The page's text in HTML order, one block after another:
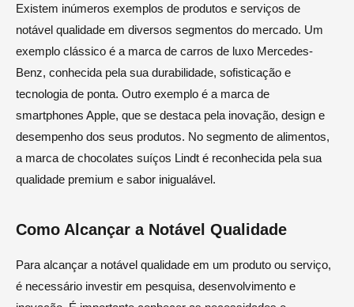
Existem inúmeros exemplos de produtos e serviços de
notável qualidade em diversos segmentos do mercado. Um
exemplo clássico é a marca de carros de luxo Mercedes-
Benz, conhecida pela sua durabilidade, sofisticação e
tecnologia de ponta. Outro exemplo é a marca de
smartphones Apple, que se destaca pela inovação, design e
desempenho dos seus produtos. No segmento de alimentos,
a marca de chocolates suíços Lindt é reconhecida pela sua
qualidade premium e sabor inigualável.
Como Alcançar a Notável Qualidade
Para alcançar a notável qualidade em um produto ou serviço,
é necessário investir em pesquisa, desenvolvimento e